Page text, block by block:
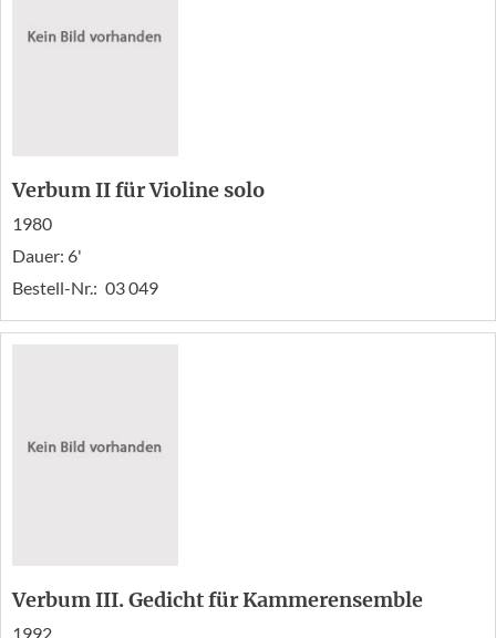
Verbum II für Violine solo
1980
Dauer: 6'
Bestell-Nr.: 03 049
Verbum III. Gedicht für Kammerensemble
1992